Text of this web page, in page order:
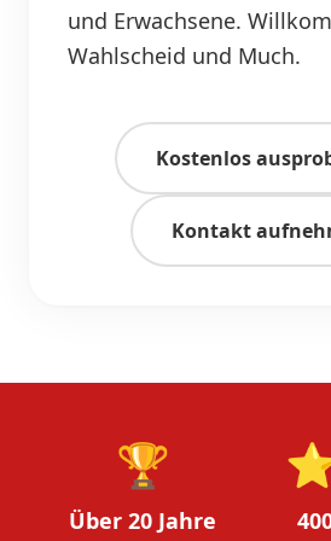
und Erwachsene.
Wahlscheid und Much.
Kostenlos
Kontakt
🏆
Über 20 Jahre